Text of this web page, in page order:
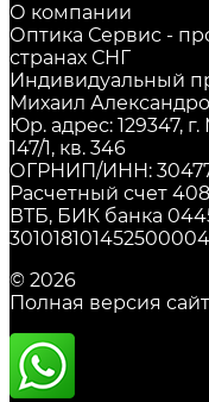
О компании
Оптика Сервис -
странах СНГ
Индивидуальный
Михаил
Юр. адрес: 129347,
147/1, кв. 346
ОГРНИП/ИНН:
Расчетный счет
ВТБ, БИК банка
© 2026
Полная версия